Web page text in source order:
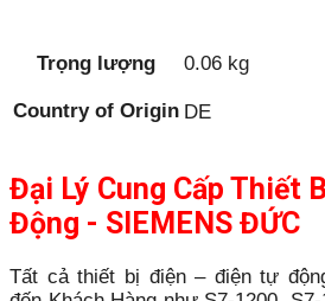
Trọng lượng 0.06 kg
Country of Origin DE
Đại Lý Cung Cấp Thiết
Động - SIEMENS ĐỨC
Tất cả thiết bị điện – điện tự